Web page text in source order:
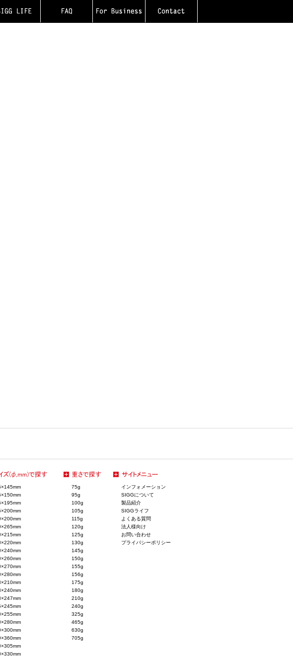
75g
95g
100g
105g
115g
120g
125g
130g
145g
150g
155g
156g
175g
180g
210g
240g
325g
465g
630g
705g
インフォメーション
SIGGについて
製品紹介
SIGGライフ
よくある質問
法人様向け
お問い合わせ
プライバシーポリシー